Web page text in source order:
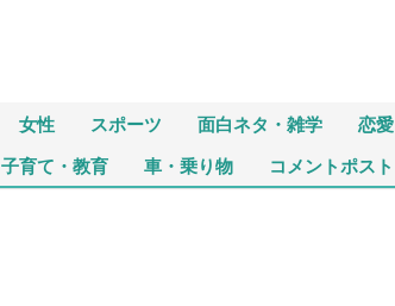
女性 スポーツ 面白ネタ・雑学 恋愛
子育て・教育 車・乗り物 コメントポスト